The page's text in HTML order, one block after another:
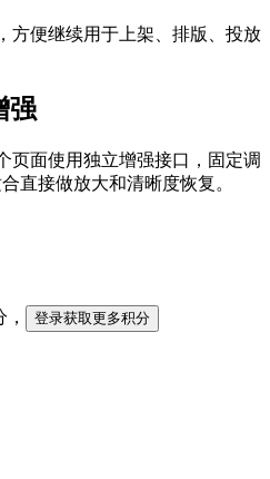
方便继续用于上架、排版、投放
强
页面使用独立增强接口，固定调
合直接做放大和清晰度恢复。
登录获取更多积分